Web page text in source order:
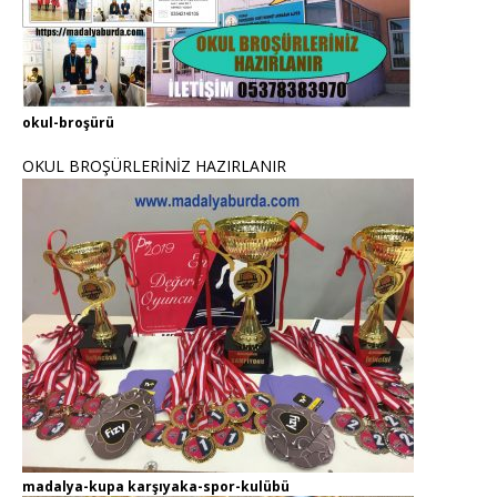
okul-broşürü
OKUL BROŞÜRLERİNİZ HAZIRLANIR
madalya-kupa karşıyaka-spor-kulübü